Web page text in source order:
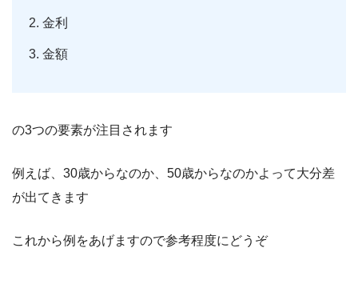
金利
金額
の3つの要素が注目されます
例えば、30歳からなのか、50歳からなのかよって大分差
が出てきます
これから例をあげますので参考程度にどうぞ